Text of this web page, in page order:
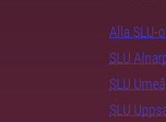
Alla SLU-
SLU
SLU Umeå
SLU